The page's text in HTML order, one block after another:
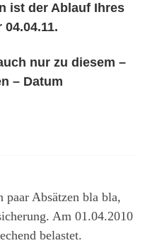
ist der Ablauf Ihres
nur zu diesem –
– Datum
Absätzen bla bla,
Am 01.04.2010
belastet.